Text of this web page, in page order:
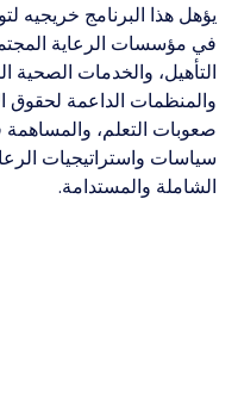
يؤهل هذا البرنامج خريجيه
في مؤسسات الرعاية
التأهيل، والخدمات الصحية
والمنظمات الداعمة
صعوبات التعلم، والمساهمة
سياسات واستراتيجيات
الشاملة والمستدامة.